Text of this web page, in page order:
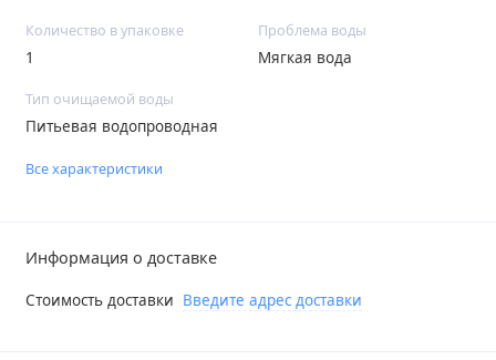
Количество в упаковке
1
Проблема воды
Мягкая вода
Тип очищаемой воды
Питьевая водопроводная
Все характеристики
Информация о доставке
Стоимость доставки Введите адрес доставки